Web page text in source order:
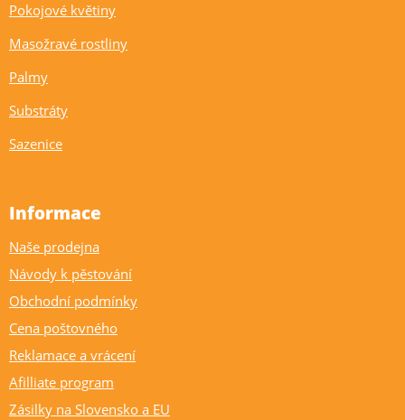
Pokojové květiny
Masožravé rostliny
Palmy
Substráty
Sazenice
Informace
Naše prodejna
Návody k pěstování
Obchodní podmínky
Cena poštovného
Reklamace a vrácení
Afilliate program
Zásilky na Slovensko a EU